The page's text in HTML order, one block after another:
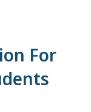
For